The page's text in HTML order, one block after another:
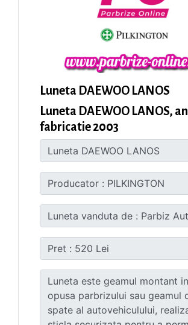
Luneta DAEWOO LANOS
Luneta DAEWOO LANOS, an
fabricatie 2003